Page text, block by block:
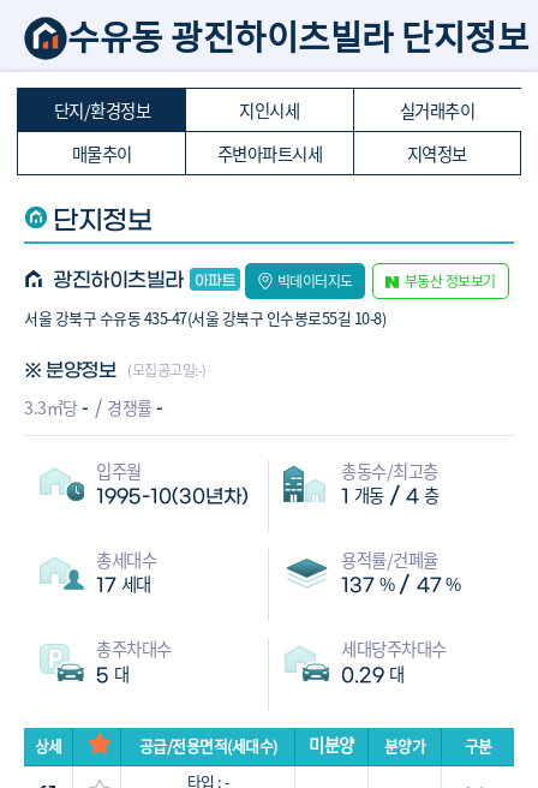
수유동 광진하이츠빌라 단지정보
단지/환경정보 지인시세
실거래추이
매물추이
주변아파트시세 지역정보
단지정보
광진하이츠빌라 빅데이터지도 부동산 정보보기
서울 강북구 수유동 435-47(서울 강북구 인수봉로55길 10-8)
※ 분양정보 (모집공고일:-)
3.3㎡당- 경쟁률 -
입주월
1995-10(30년차)
총동수/최고층
1 개동 / 4 층
총세대수
17 세대
용적률/건폐율
137 % / 47%
총주차대수
5 대
세대당주차대수
0.29 대
상세 공급/전용면적(세대수) 미분양 분양가
구분
타입 : -